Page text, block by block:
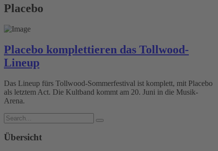
Placebo
Placebo komplettieren das Tollwood-
Lineup
Das Lineup fürs Tollwood-Sommerfestival ist komplett, mit Placebo
als letztem Act. Die Kultband kommt am 20. Juni in die Musik-
Arena.
Übersicht